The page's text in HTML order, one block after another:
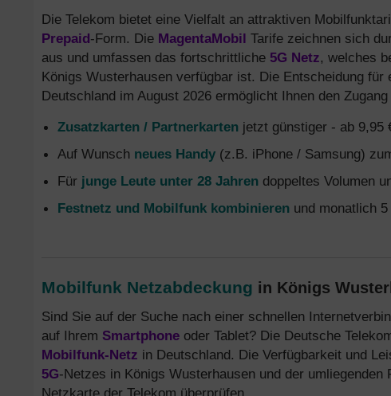
Die Telekom bietet eine Vielfalt an attraktiven
Prepaid-Form. Die MagentaMobil Tarife zeichnen sich
aus und umfassen das fortschrittliche 5G Netz, welches
Königs Wusterhausen verfügbar ist. Die Entscheidung für
Deutschland im August 2026 ermöglicht Ihnen den
Zusatzkarten / Partnerkarten jetzt günstiger - ab 9,95
Auf Wunsch neues Handy (z.B. iPhone / Samsung)
Für junge Leute unter 28 Jahren doppeltes Volumen
Festnetz und Mobilfunk kombinieren und monatlich
Mobilfunk Netzabdeckung in Königs
Sind Sie auf der Suche nach einer schnellen
auf Ihrem Smartphone oder Tablet? Die Deutsche
Mobilfunk-Netz in Deutschland. Die Verfügbarkeit und
5G-Netzes in Königs Wusterhausen und der
Netzkarte der Telekom überprüfen.